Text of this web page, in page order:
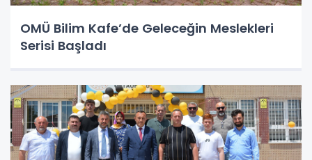
OMÜ Bilim Kafe’de Geleceğin Meslekleri
Serisi Başladı